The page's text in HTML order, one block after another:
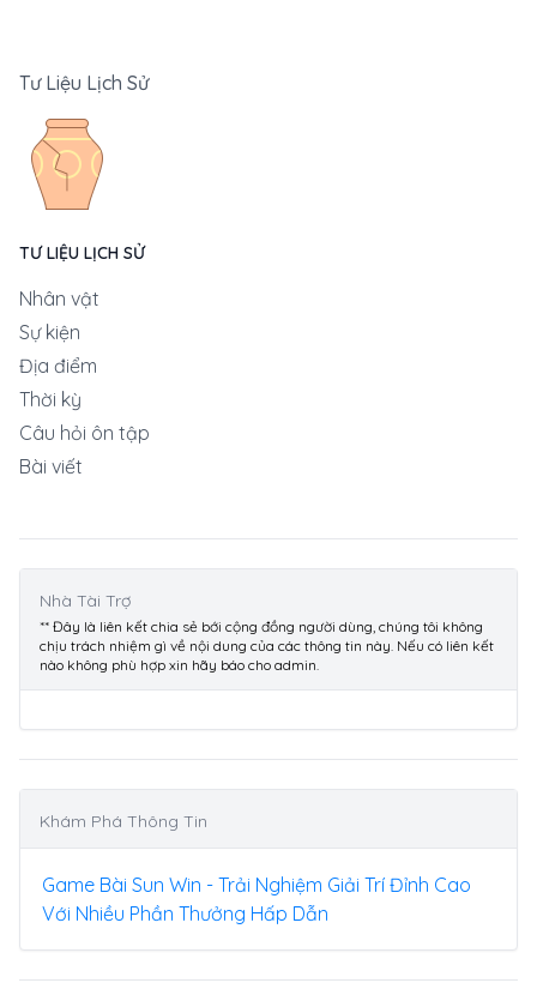
Tư Liệu Lịch Sử
TƯ LIỆU LỊCH SỬ
Nhân vật
Sự kiện
Địa điểm
Thời kỳ
Câu hỏi ôn tập
Bài viết
Nhà Tài Trợ
** Đây là liên kết chia sẻ bới cộng đồng người dùng, chúng tôi không
chịu trách nhiệm gì về nội dung của các thông tin này. Nếu có liên kết
nào không phù hợp xin hãy báo cho admin.
Khám Phá Thông Tin
Game Bài Sun Win - Trải Nghiệm Giải Trí Đỉnh Cao
Với Nhiều Phần Thưởng Hấp Dẫn